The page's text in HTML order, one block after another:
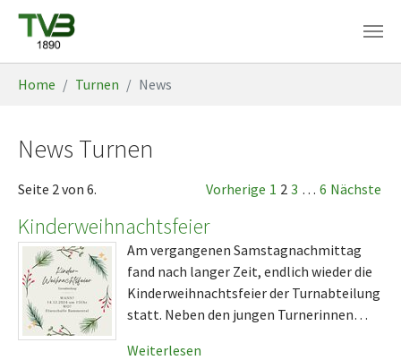
Home Turnen News
News Turnen
Seite 2 von 6. Vorherige 1 2 3 … 6 Nächste
Kinderweihnachtsfeier
Am vergangenen Samstagnachmittag
fand nach langer Zeit, endlich wieder die
Kinderweihnachtsfeier der Turnabteilung
statt. Neben den jungen Turnerinnen…
Weiterlesen